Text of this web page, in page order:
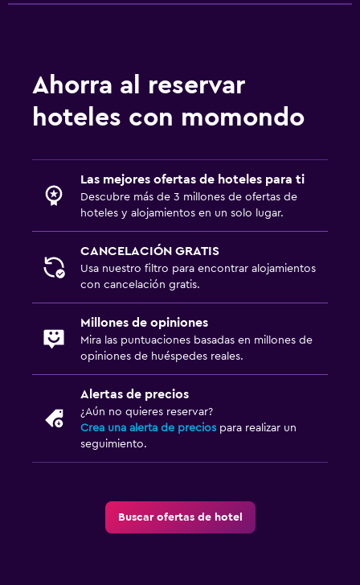
Servicio de habitaciones
Mostrador de información turística
Check-in/check-out privado
Estacionamiento y transporte
Traslado aeropuerto
Estacionamiento gratuito
Estacionamiento privado
Muebles de exterior
Área de picnic
Plancha y tabla de planchar
Ahorra al reservar
hoteles con momondo
Las mejores ofertas de hoteles para ti
Descubre más de 3 millones de ofertas de
hoteles y alojamientos en un solo lugar.
CANCELACIÓN GRATIS
Usa nuestro filtro para encontrar alojamientos
con cancelación gratis.
Millones de opiniones
Mira las puntuaciones basadas en millones de
opiniones de huéspedes reales.
Alertas de precios
¿Aún no quieres reservar?
Crea una alerta de precios para realizar un
seguimiento.
Buscar ofertas de hotel